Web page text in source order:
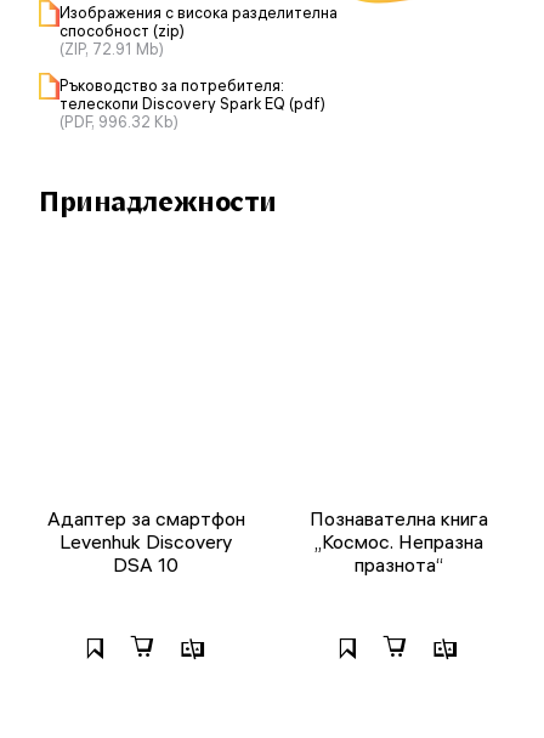
Изображения с висока разделителна
способност (zip)
(ZIP, 72.91 Mb)
Ръководство за потребителя:
телескопи Discovery Spark EQ (pdf)
(PDF, 996.32 Kb)
Принадлежности
Адаптер за смартфон
Levenhuk Discovery
DSA 10
Познавателна книга
„Космос. Непразна
празнота“